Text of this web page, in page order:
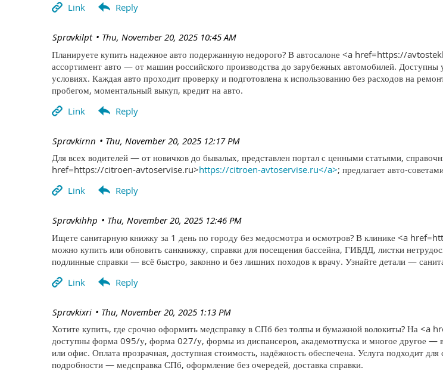
Thu, November 20, 2025 10:45 AM
| Spravkilpt
Планируете купить надежное авто подержанную недорого? В автосалоне <a href=https://
ассортимент авто — от машин российского производства до зарубежных автомобилей.
условиях. Каждая авто проходит проверку и подготовлена к использованию без расходов на
пробегом, моментальный выкуп, кредит на авто.
Thu, November 20, 2025 12:17 PM
| Spravkirnn
Для всех водителей — от новичков до бывалых, представлен портал с ценными статьями,
href=https://citroen-avtoservise.ru>https://citroen-avtoservise.ru</a>; предлагает авто-
Thu, November 20, 2025 12:46 PM
| Spravkihhp
Ищете санитарную книжку за 1 день по городу без медосмотра и осмотров? В клинике <a
можно купить или обновить санкнижку, справки для посещения бассейна, ГИБДД, листки
подлинные справки — всё быстро, законно и без лишних походов к врачу. Узнайте детали —
Thu, November 20, 2025 1:13 PM
| Spravkixri
Хотите купить, где срочно оформить медсправку в СПб без толпы и бумажной волокиты? На
доступны форма 095/у, форма 027/у, формы из диспансеров, академотпуска и многое другое —
или офис. Оплата прозрачная, доступная стоимость, надёжность обеспечена. Услуга подходит
подробности — медсправка СПб, оформление без очередей, доставка справки.